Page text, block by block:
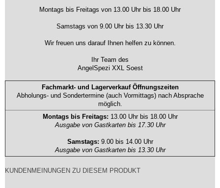
Montags bis Freitags von 13.00 Uhr bis 18.00 Uhr
Samstags von 9.00 Uhr bis 13.30 Uhr
Wir freuen uns darauf Ihnen helfen zu können.
Ihr Team des
AngelSpezi XXL Soest
Fachmarkt- und Lagerverkauf Öffnungszeiten
Abholungs- und Sondertermine (auch Vormittags) nach Absprache
möglich.
Montags bis Freitags: 13.00 Uhr bis 18.00 Uhr
Ausgabe von Gastkarten bis 17.30 Uhr
Samstags: 9.00 bis 14.00 Uhr
Ausgabe von Gastkarten bis 13.30 Uhr
KUNDENMEINUNGEN ZU DIESEM PRODUKT